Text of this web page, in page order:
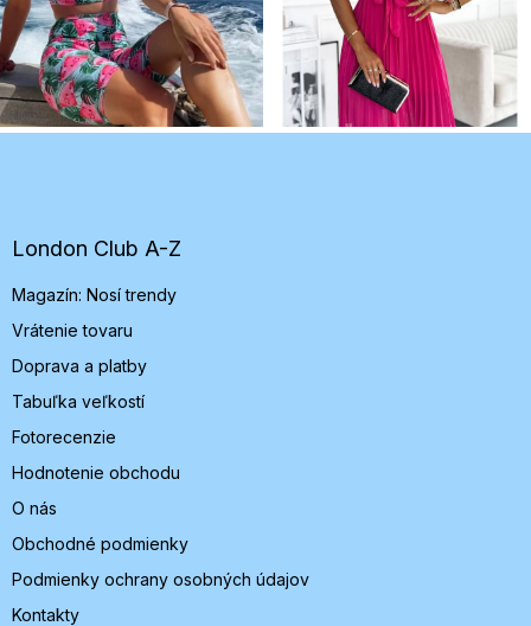
e
London Club A-Z
Magazín: Nosí trendy
Vrátenie tovaru
Doprava a platby
Tabuľka veľkostí
Fotorecenzie
Hodnotenie obchodu
O nás
Obchodné podmienky
Podmienky ochrany osobných údajov
Kontakty